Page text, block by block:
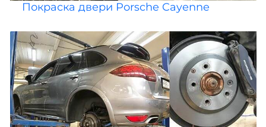
Покраска двери Porsche Cayenne